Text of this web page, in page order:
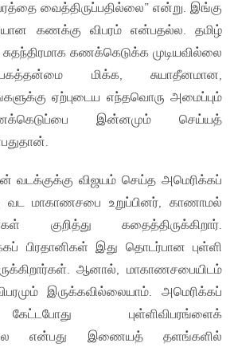
வைத்திருப்பதில்லை” என்று. இங்கு
கணக்கு விபரம் என்பதல்ல. தமிழ்
கணக்கெடுக்க முடியவில்லை
மிக்க, சுயாதீனமான,
ஏற்புடைய எந்தவொரு அமைப்பும்
இன்னமும் செய்யத்
வடக்குக்கு விஜயம் செய்த அமெரிக்கப்
வட மாகாணசபை உறுப்பினர், காணாமல்
குறித்து கதைத்திருக்கிறார்.
பிரதானிகள் இது தொடர்பான புள்ளி
ஆனால், மாகாணசபையிடம்
இருக்கவில்லையாம். அமெரிக்கப்
கேட்டபோது புள்ளிவிபரங்ளைக்
என்பது இணையத் தளங்களில்